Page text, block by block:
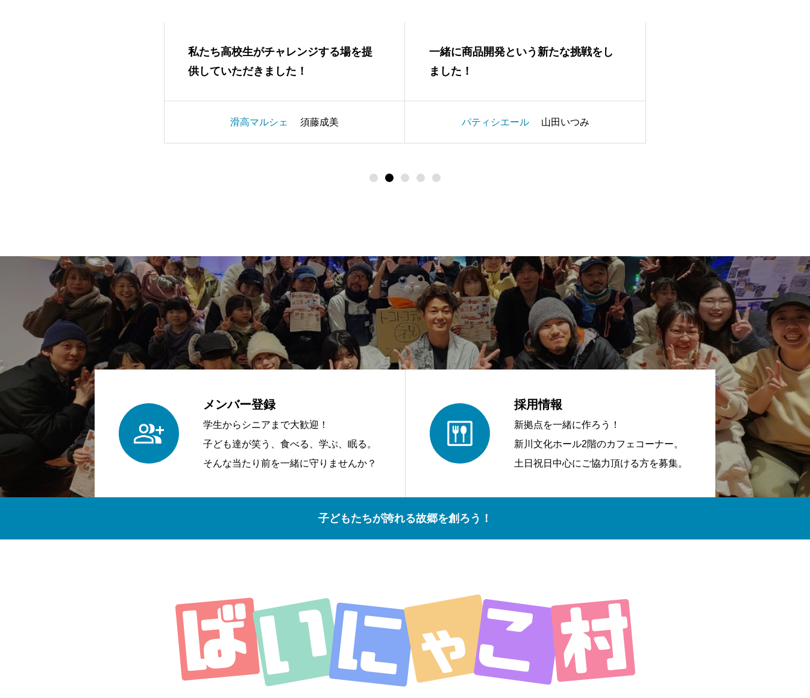
私たち高校生がチャレンジする場を提
供していただきました！
滑高マルシェ 須藤成美
一緒に商品開発という新たな挑戦をし
ました！
パティシエール 山田いつみ
メンバー登録
学生からシニアまで大歓迎！
子ども達が笑う、食べる、学ぶ、眠る。
そんな当たり前を一緒に守りませんか？
採用情報
新拠点を一緒に作ろう！
新川文化ホール2階のカフェコーナー。
土日祝日中心にご協力頂ける方を募集。
子どもたちが誇れる故郷を創ろう！